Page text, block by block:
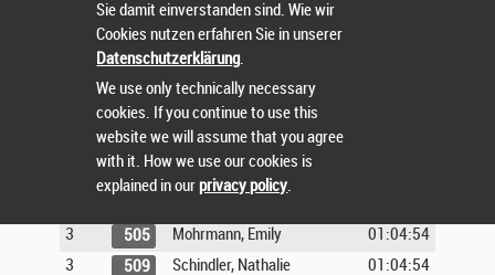
Nr. Teilnehmer
502 Bawel, Frank
507 Prenzel, Frank
517 Paul, Carmen
506 Pfirrmann, Rolf
Kuppetz, Susanne
3
505 Mohrmann, Emily
01:04:54
3
509 Schindler, Nathalie 01:04:54
Sie damit einverstanden sind. Wie wir
Cookies nutzen erfahren Sie in unserer
Datenschutzerklärung.
We use only technically necessary
cookies. If you continue to use this
website we will assume that you agree
with it. How we use our cookies is
explained in ourprivacy policy.